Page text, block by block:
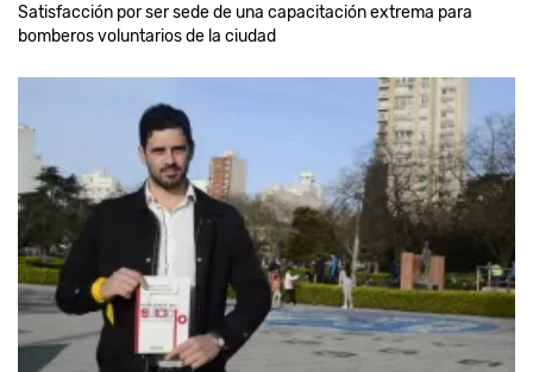
Satisfacción por ser sede de una capacitación extrema para
bomberos voluntarios de la ciudad